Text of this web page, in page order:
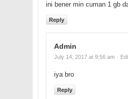
ini bener min cuman 1 gb
Reply
Admin
July 14, 2017 at 9:56 am ·
iya bro
Reply